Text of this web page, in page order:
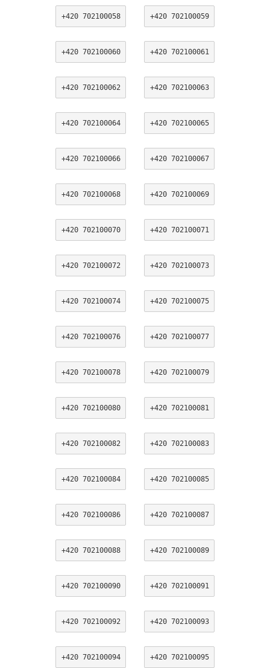
+420 702100058 +420 702100059
+420 702100060 +420 702100061
+420 702100062 +420 702100063
+420 702100064 +420 702100065
+420 702100066 +420 702100067
+420 702100068 +420 702100069
+420 702100070 +420 702100071
+420 702100072 +420 702100073
+420 702100074 +420 702100075
+420 702100076 +420 702100077
+420 702100078 +420 702100079
+420 702100080 +420 702100081
+420 702100082 +420 702100083
+420 702100084 +420 702100085
+420 702100086 +420 702100087
+420 702100088 +420 702100089
+420 702100090 +420 702100091
+420 702100092 +420 702100093
+420 702100094 +420 702100095